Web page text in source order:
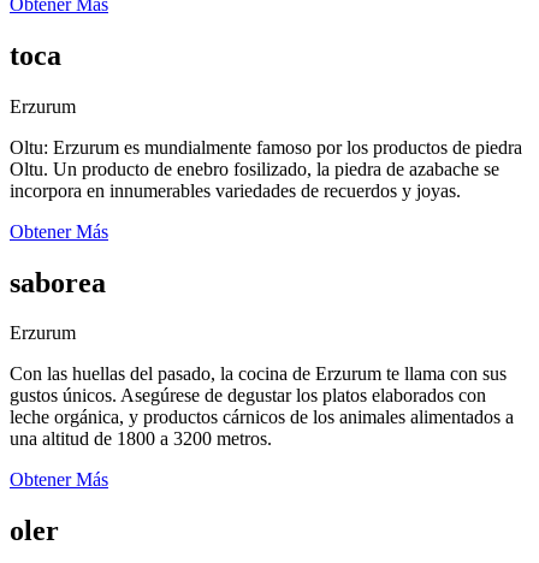
toca
Erzurum
Oltu: Erzurum es mundialmente famoso por los productos de piedra
Oltu. Un producto de enebro fosilizado, la piedra de azabache se
incorpora en innumerables variedades de recuerdos y joyas.
Obtener Más
saborea
Erzurum
Con las huellas del pasado, la cocina de Erzurum te llama con sus
gustos únicos. Asegúrese de degustar los platos elaborados con
leche orgánica, y productos cárnicos de los animales alimentados a
una altitud de 1800 a 3200 metros.
Obtener Más
oler